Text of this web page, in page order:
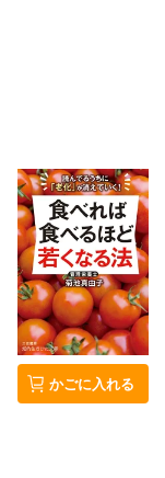
かごに入れる